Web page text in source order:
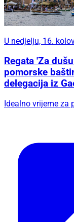
U nedjelju, 16.
Regata 'Za
pomorske
delegacija iz
Idealno vrijeme za